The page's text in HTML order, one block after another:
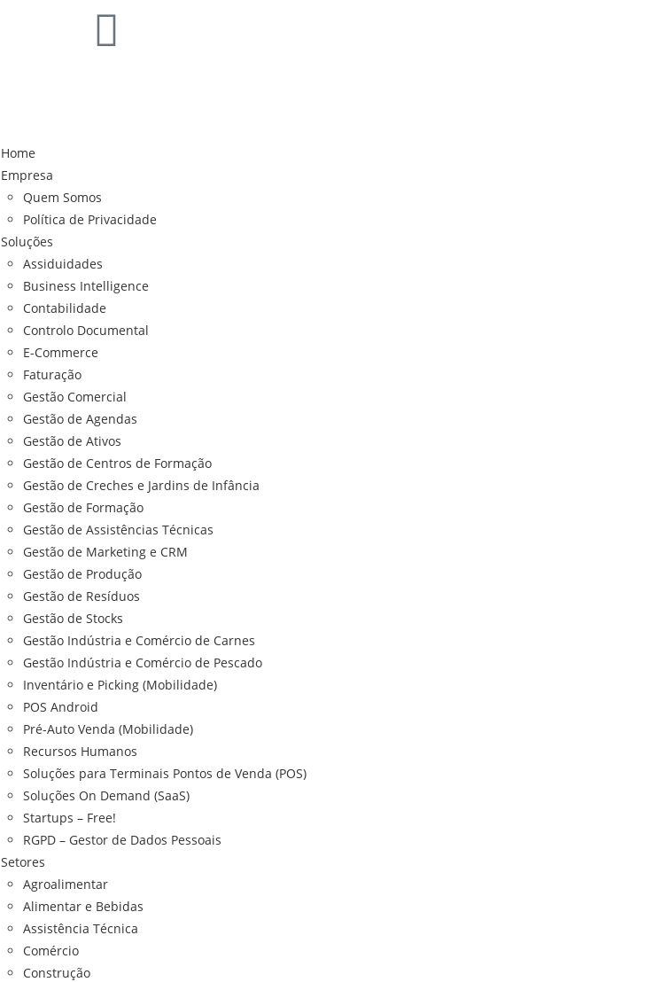
Home
Empresa
Quem Somos
Política de Privacidade
Soluções
Assiduidades
Business Intelligence
Contabilidade
Controlo Documental
E-Commerce
Faturação
Gestão Comercial
Gestão de Agendas
Gestão de Ativos
Gestão de Centros de Formação
Gestão de Creches e Jardins de Infância
Gestão de Formação
Gestão de Assistências Técnicas
Gestão de Marketing e CRM
Gestão de Produção
Gestão de Resíduos
Gestão de Stocks
Gestão Indústria e Comércio de Carnes
Gestão Indústria e Comércio de Pescado
Inventário e Picking (Mobilidade)
POS Android
Pré-Auto Venda (Mobilidade)
Recursos Humanos
Soluções para Terminais Pontos de Venda (POS)
Soluções On Demand (SaaS)
Startups – Free!
RGPD – Gestor de Dados Pessoais
Setores
Agroalimentar
Alimentar e Bebidas
Assistência Técnica
Comércio
Construção